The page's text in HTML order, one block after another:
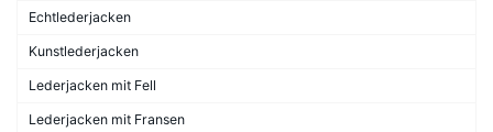
Echtlederjacken
Kunstlederjacken
Lederjacken mit Fell
Lederjacken mit Fransen